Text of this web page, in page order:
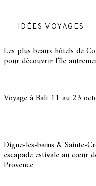
IDÉES VOYAGES
Les plus beaux hôtels de
pour découvrir l’île
Voyage à Bali 11 au 23
Digne-les-bains & Sainte-
escapade estivale au cœur
Provence